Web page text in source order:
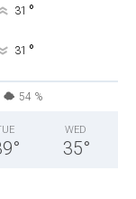
31 °
31 °
54 %
°
WED
35°